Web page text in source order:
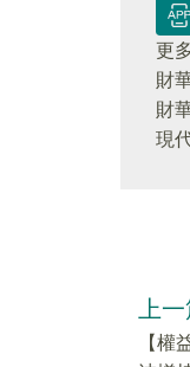
更
財
財
現
上
【權